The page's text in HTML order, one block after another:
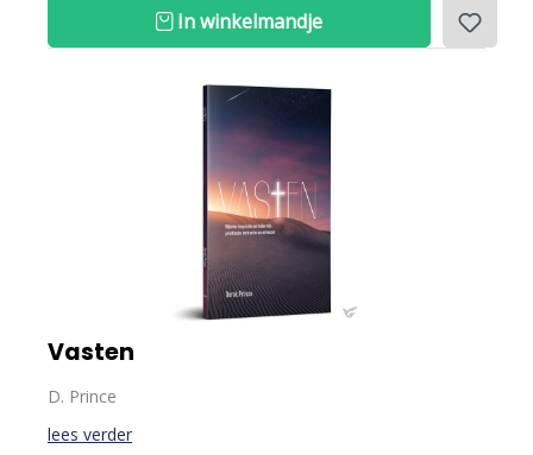
In winkelmandje
Vasten
D. Prince
lees verder